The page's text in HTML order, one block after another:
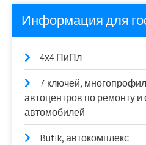
Информация для
4х4 ПиПл
7 ключей,
автоцентров по ремонту
автомобилей
Butik, автокомплекс